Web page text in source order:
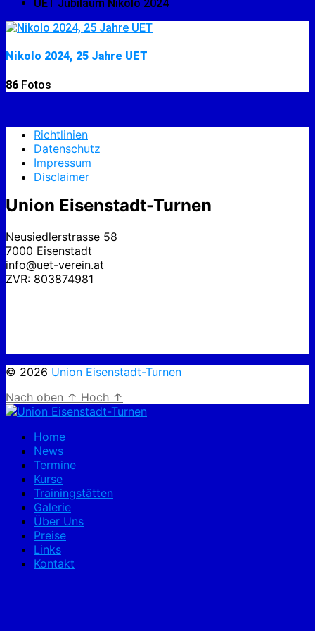
UET Jubiläum Nikolo 2024
Nikolo 2024, 25 Jahre UET
86 Fotos
Richtlinien
Datenschutz
Impressum
Disclaimer
Union Eisenstadt-Turnen
Neusiedlerstrasse 58
7000 Eisenstadt
info@uet-verein.at
ZVR: 803874981
© 2026 Union Eisenstadt-Turnen
Nach oben ↑ Hoch ↑
Home
News
Termine
Kurse
Trainingstätten
Galerie
Über Uns
Preise
Links
Kontakt